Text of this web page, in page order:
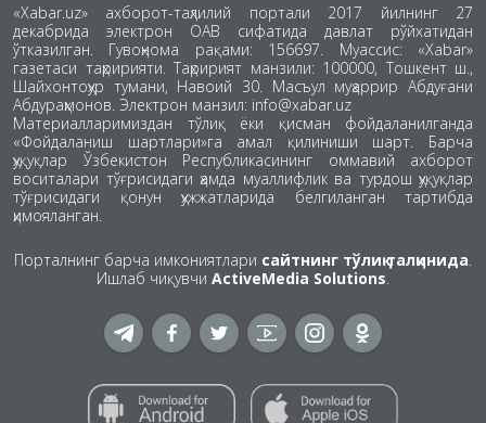
«Xabar.uz» ахборот-таҳлилий портали 2017 йилнинг 27
декабрида электрон ОАВ сифатида давлат рўйхатидан
ўтказилган. Гувоҳнома рақами: 156697. Муассис: «Xabar»
газетаси таҳририяти. Таҳририят манзили: 100000, Тошкент ш.,
Шайхонтоҳур тумани, Навоий 30. Масъул муҳаррир Абдуғани
Абдураҳмонов. Электрон манзил: info@xabar.uz
Материалларимиздан тўлиқ ёки қисман фойдаланилганда
«Фойдаланиш шартлари»га амал қилиниши шарт. Барча
ҳуқуқлар Ўзбекистон Республикасининг оммавий ахборот
воситалари тўғрисидаги ҳамда муаллифлик ва турдош ҳуқуқлар
тўғрисидаги қонун ҳужжатларида белгиланган тартибда
ҳимояланган.
Порталнинг барча имкониятлари сайтнинг тўлиқ талқинида.
Ишлаб чиқувчи ActiveMedia Solutions.